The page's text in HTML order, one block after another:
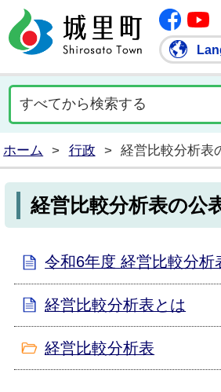
ホーム > 行政 > 経営比較分析表
経営比較分析表の公
令和6年度 経営比較分析
経営比較分析表とは
経営比較分析表